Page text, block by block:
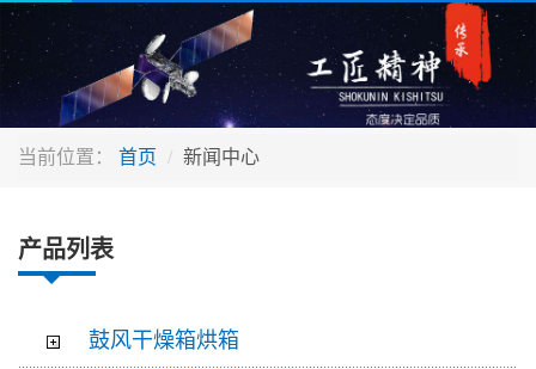
当前位置： 首页 新闻中心
产品列表
鼓风干燥箱烘箱